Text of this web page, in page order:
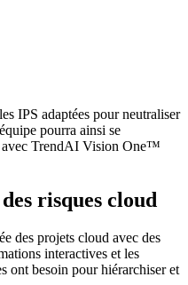
IPS adaptées pour neutraliser
pourra ainsi se
avec TrendAI Vision One™
risques cloud
des projets cloud avec des
interactives et les
ont besoin pour hiérarchiser et